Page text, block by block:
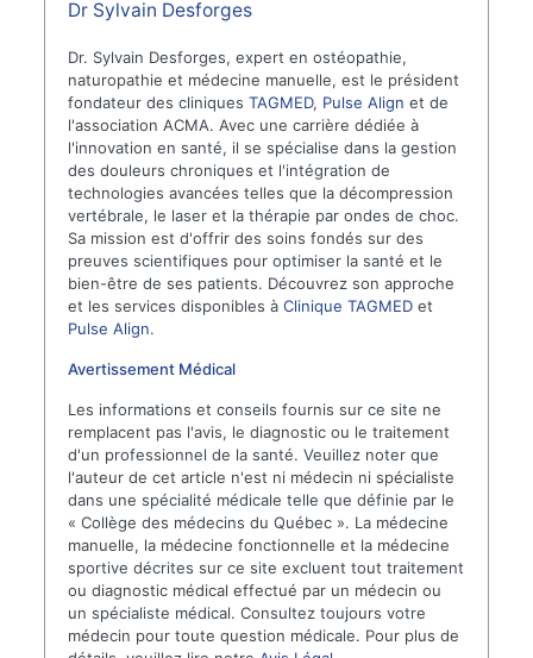
Dr Sylvain Desforges
Dr. Sylvain Desforges, expert en ostéopathie,
naturopathie et médecine manuelle, est le président
fondateur des cliniquesTAGMED, Pulse Align et de
l'association ACMA. Avec une carrière dédiée à
l'innovation en santé, il se spécialise dans la gestion
des douleurs chroniques et l'intégration de
technologies avancées telles que la décompression
vertébrale, le laser et la thérapie par ondes de choc.
Sa mission est d'offrir des soins fondés sur des
preuves scientifiques pour optimiser la santé et le
bien-être de ses patients. Découvrez son approche
et les services disponibles àClinique TAGMED et
Pulse Align.
Avertissement Médical
Les informations et conseils fournis sur ce site ne
remplacent pas l'avis, le diagnostic ou le traitement
d'un professionnel de la santé. Veuillez noter que
l'auteur de cet article n'est ni médecin ni spécialiste
dans une spécialité médicale telle que définie par le
« Collège des médecins du Québec ». La médecine
manuelle, la médecine fonctionnelle et la médecine
sportive décrites sur ce site excluent tout traitement
ou diagnostic médical effectué par un médecin ou
un spécialiste médical. Consultez toujours votre
médecin pour toute question médicale. Pour plus de